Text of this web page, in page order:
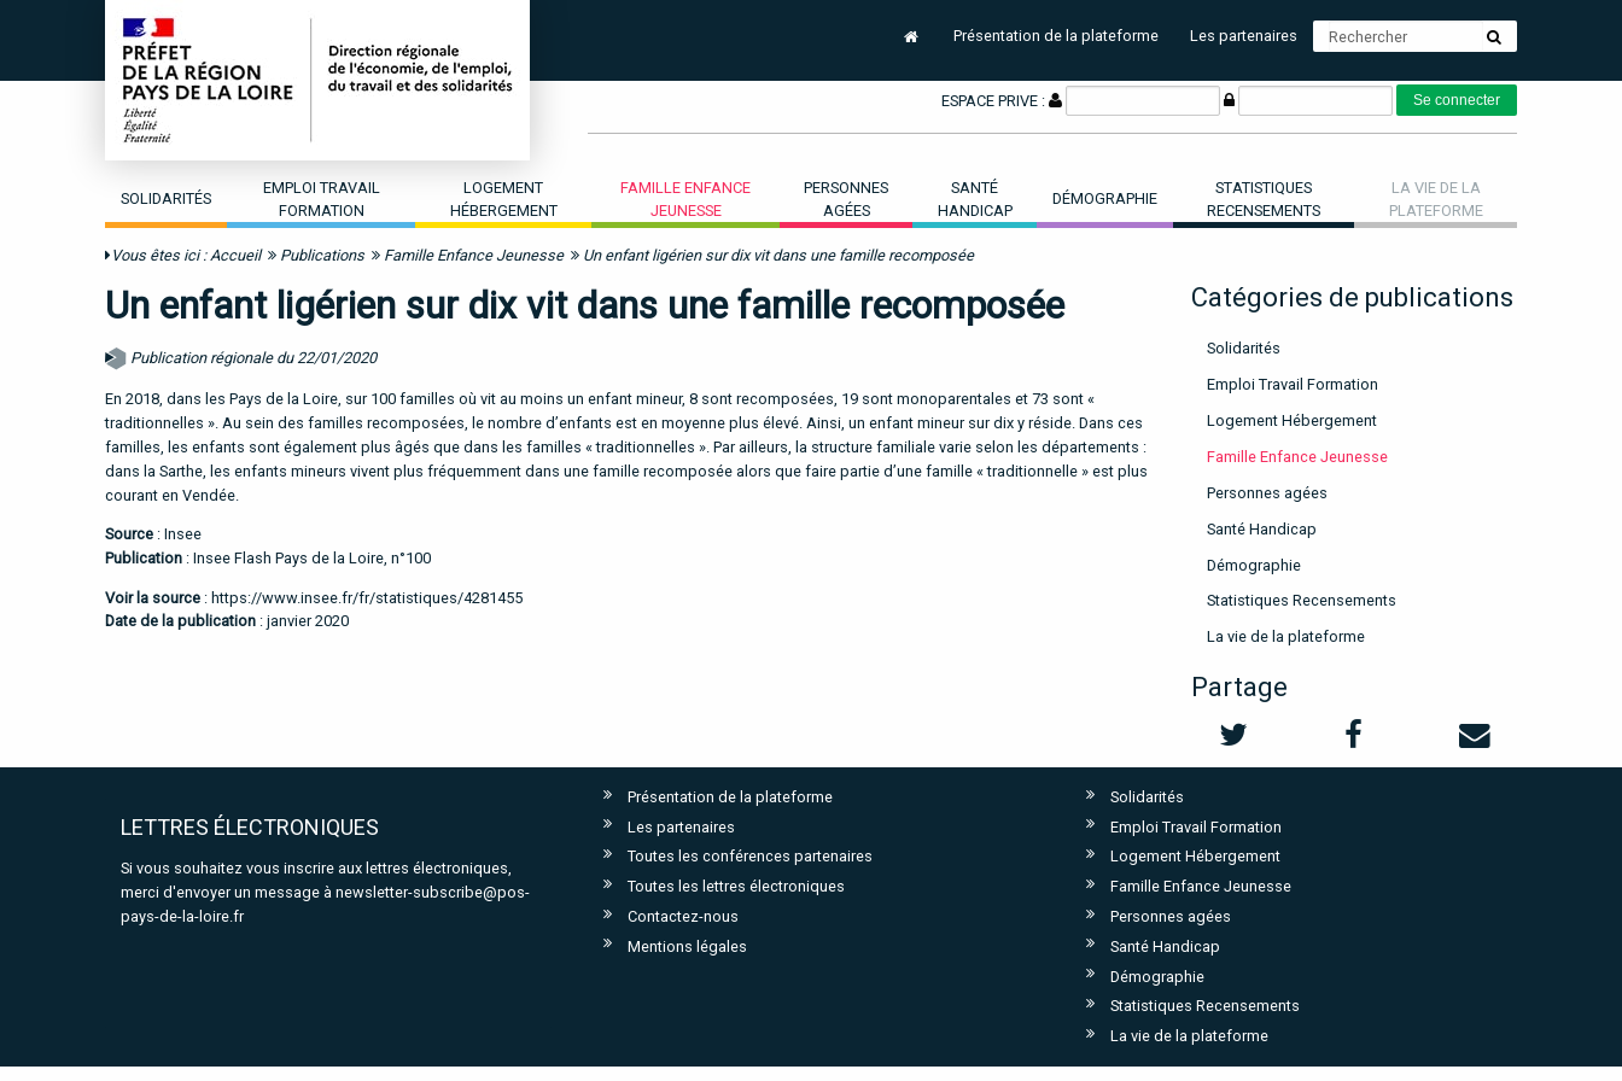
Présentation de la plateforme Les partenaires
ESPACE PRIVE :
SOLIDARITÉS
EMPLOI TRAVAIL
FORMATION
LOGEMENT
HÉBERGEMENT
FAMILLE ENFANCE
JEUNESSE
PERSONNES
AGÉES
SANTÉ
HANDICAP
DÉMOGRAPHIE
STATISTIQUES
RECENSEMENTS
LA VIE DE LA
PLATEFORME
Vous êtes ici : Accueil Publications Famille Enfance Jeunesse Un enfant ligérien sur dix vit dans une famille recomposée
Un enfant ligérien sur dix vit dans une famille recomposée
Publication régionale du 22/01/2020
En 2018, dans les Pays de la Loire, sur 100 familles où vit au moins un enfant mineur, 8 sont recomposées, 19 sont monoparentales et 73 sont «
traditionnelles ». Au sein des familles recomposées, le nombre d’enfants est en moyenne plus élevé. Ainsi, un enfant mineur sur dix y réside. Dans ces
familles, les enfants sont également plus âgés que dans les familles « traditionnelles ». Par ailleurs, la structure familiale varie selon les départements :
dans la Sarthe, les enfants mineurs vivent plus fréquemment dans une famille recomposée alors que faire partie d’une famille « traditionnelle » est plus
courant en Vendée.
Source : Insee
Publication : Insee Flash Pays de la Loire, n°100
Voir la source : https://www.insee.fr/fr/statistiques/4281455
Date de la publication : janvier 2020
Catégories de publications
Solidarités
Emploi Travail Formation
Logement Hébergement
Famille Enfance Jeunesse
Personnes agées
Santé Handicap
Démographie
Statistiques Recensements
La vie de la plateforme
Partage
LETTRES ÉLECTRONIQUES
Si vous souhaitez vous inscrire aux lettres électroniques,
merci d'envoyer un message à newsletter-subscribe@pos-
pays-de-la-loire.fr
Présentation de la plateforme
Les partenaires
Toutes les conférences partenaires
Toutes les lettres électroniques
Contactez-nous
Mentions légales
Solidarités
Emploi Travail Formation
Logement Hébergement
Famille Enfance Jeunesse
Personnes agées
Santé Handicap
Démographie
Statistiques Recensements
La vie de la plateforme